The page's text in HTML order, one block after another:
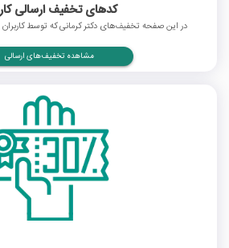
کدهای تخفیف ارسالی
در این صفحه تخفیف‌های دکتر کرمانی که توسط
مشاهده تخفیف‌های ارسالی